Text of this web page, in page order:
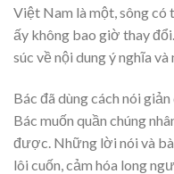
Việt Nam là một, sông có
ấy không bao giờ thay
súc về nội dung ý nghĩa
Bác đã dùng cách nói
Bác muốn quần chúng
được. Những lời nói và
lôi cuốn, cảm hóa long